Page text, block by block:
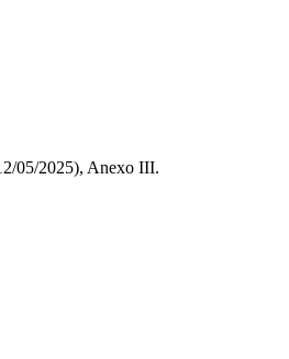
05/2025), Anexo III.